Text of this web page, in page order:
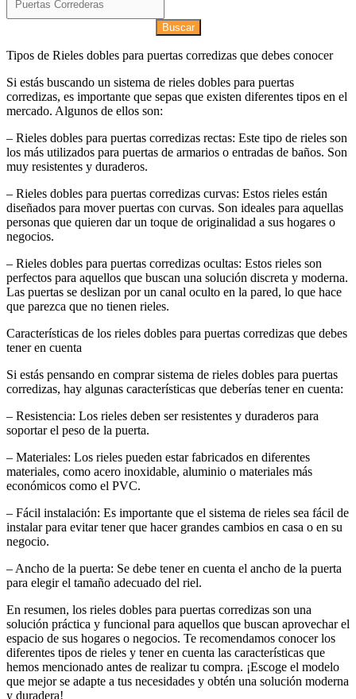
Buscar
Tipos de Rieles dobles para puertas corredizas que debes conocer
Si estás buscando un sistema de rieles dobles para puertas
corredizas, es importante que sepas que existen diferentes tipos en el
mercado. Algunos de ellos son:
– Rieles dobles para puertas corredizas rectas: Este tipo de rieles son
los más utilizados para puertas de armarios o entradas de baños. Son
muy resistentes y duraderos.
– Rieles dobles para puertas corredizas curvas: Estos rieles están
diseñados para mover puertas con curvas. Son ideales para aquellas
personas que quieren dar un toque de originalidad a sus hogares o
negocios.
– Rieles dobles para puertas corredizas ocultas: Estos rieles son
perfectos para aquellos que buscan una solución discreta y moderna.
Las puertas se deslizan por un canal oculto en la pared, lo que hace
que parezca que no tienen rieles.
Características de los rieles dobles para puertas corredizas que debes
tener en cuenta
Si estás pensando en comprar sistema de rieles dobles para puertas
corredizas, hay algunas características que deberías tener en cuenta:
– Resistencia: Los rieles deben ser resistentes y duraderos para
soportar el peso de la puerta.
– Materiales: Los rieles pueden estar fabricados en diferentes
materiales, como acero inoxidable, aluminio o materiales más
económicos como el PVC.
– Fácil instalación: Es importante que el sistema de rieles sea fácil de
instalar para evitar tener que hacer grandes cambios en casa o en su
negocio.
– Ancho de la puerta: Se debe tener en cuenta el ancho de la puerta
para elegir el tamaño adecuado del riel.
En resumen, los rieles dobles para puertas corredizas son una
solución práctica y funcional para aquellos que buscan aprovechar el
espacio de sus hogares o negocios. Te recomendamos conocer los
diferentes tipos de rieles y tener en cuenta las características que
hemos mencionado antes de realizar tu compra. ¡Escoge el modelo
que mejor se adapte a tus necesidades y obtén una solución moderna
y duradera!